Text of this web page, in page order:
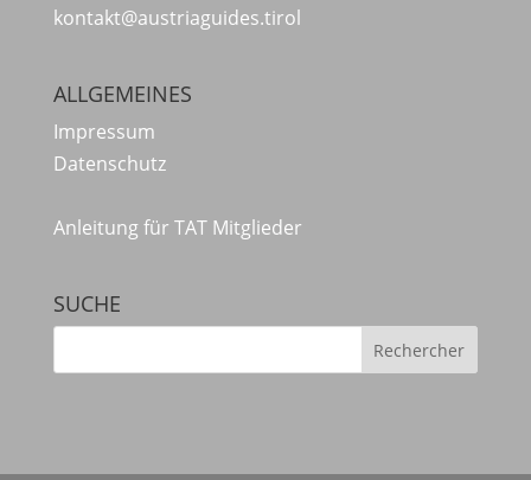
kontakt@austriaguides.tirol
ALLGEMEINES
Impressum
Datenschutz
Anleitung für TAT Mitglieder
SUCHE